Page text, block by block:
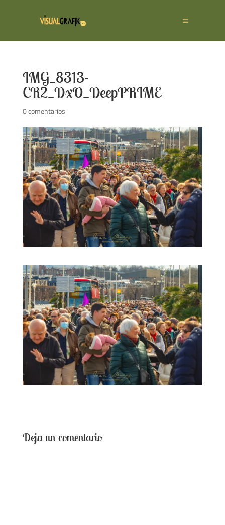
IMG_8313-
CR2_DxO_DeepPRIME
0 comentarios
Deja un comentario